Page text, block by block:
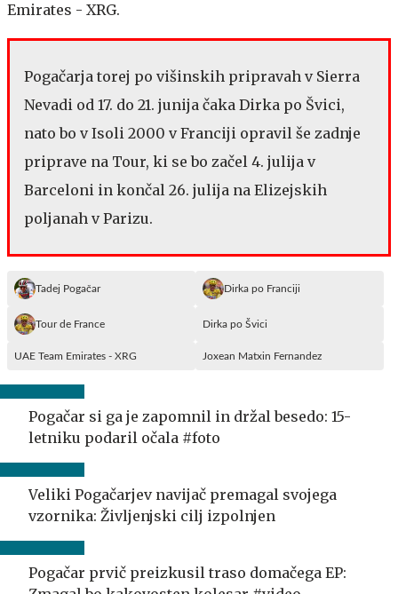
Emirates - XRG.
Pogačarja torej po višinskih pripravah v Sierra
Nevadi od 17. do 21. junija čaka Dirka po Švici,
nato bo v Isoli 2000 v Franciji opravil še zadnje
priprave na Tour, ki se bo začel 4. julija v
Barceloni in končal 26. julija na Elizejskih
poljanah v Parizu.
Tadej Pogačar Dirka po Franciji
Tour de France Dirka po Švici
UAE Team Emirates - XRG Joxean Matxin Fernandez
Pogačar si ga je zapomnil in držal besedo: 15-
letniku podaril očala #foto
Veliki Pogačarjev navijač premagal svojega
vzornika: Življenjski cilj izpolnjen
Pogačar prvič preizkusil traso domačega EP: